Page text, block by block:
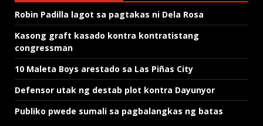
Robin Padilla lagot sa pagtakas ni Dela Rosa
Kasong graft kasado kontra kontratistang
congressman
10 Maleta Boys arestado sa Las Piñas City
Defensor utak ng destab plot kontra Dayunyor
Publiko pwede sumali sa pagbalangkas ng batas